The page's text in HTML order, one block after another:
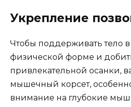
Укрепление
Чтобы поддерживать тело
физической форме и
привлекательной осанки,
мышечный корсет,
внимание на глубокие